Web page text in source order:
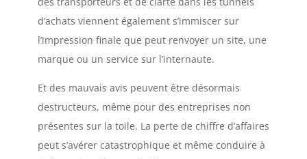
d’achats viennent également s’immiscer sur
l’impression finale que peut renvoyer un site, une
marque ou un service sur l’internaute.
Et des mauvais avis peuvent être désormais
destructeurs, même pour des entreprises non
présentes sur la toile. La perte de chiffre d’affaires
peut s’avérer catastrophique et même conduire à